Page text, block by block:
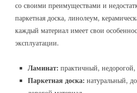
со своими преимуществами и
паркетная доска, линолеум,
каждый материал имеет свои
эксплуатации.
Ламинат: практичный, недорогой,
Паркетная доска: натуральный,